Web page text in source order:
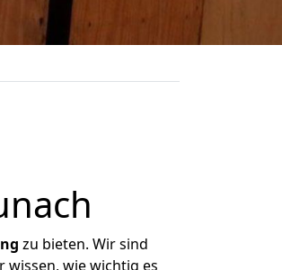
zu bieten. Wir sind
wissen, wie wichtig es